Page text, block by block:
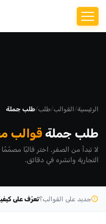
الرئيسية/القوالب/طلب/طلب جملة
طلب جملةقوالب
لا تبدأ من الصفر. اختر قالبًا
التجارية وانشره في دقائق.
جديد على القوالب؟تعرّف على